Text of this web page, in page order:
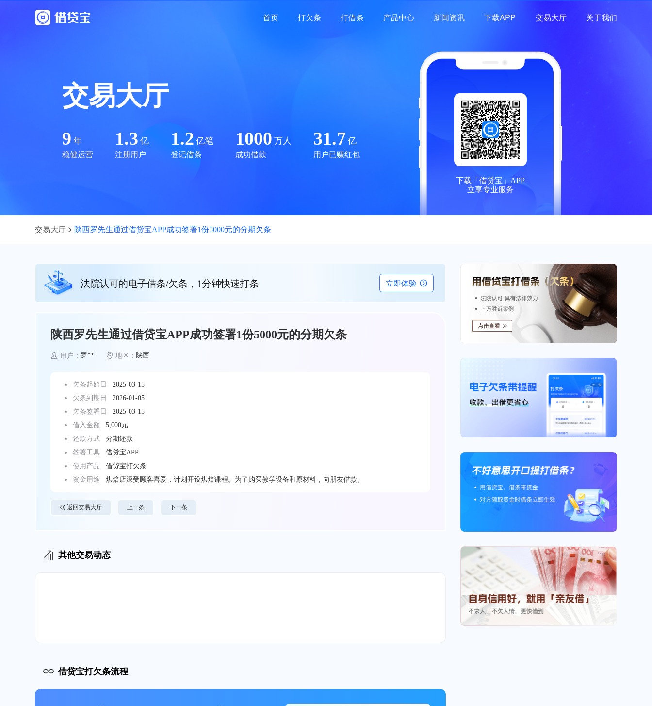
首页 打欠条 打借条 产品中心 新闻资讯 下载APP 交易大厅 关于我们
交易大厅
9 年
稳健运营
1.3 亿
注册用户
1.2 亿笔
登记借条
1000 万人
成功借款
31.7 亿
用户已赚红包
下载「借贷宝」APP
立享专业服务
交易大厅 陕西罗先生通过借贷宝APP成功签署1份5000元的分期欠条
法院认可的电子借条/欠条，1分钟快速打条 立即体验
陕西罗先生通过借贷宝APP成功签署1份5000元的分期欠条
用户： 罗** 地区： 陕西
欠条起始日
2025-03-15
欠条到期日
2026-01-05
欠条签署日
2025-03-15
借入金额
5,000元
还款方式
分期还款
签署工具
借贷宝APP
使用产品
借贷宝打欠条
资金用途
烘焙店深受顾客喜爱，计划开设烘焙课程。为了购买教学设备和原材料，向朋友借款。
返回交易大厅 上一条 下一条
其他交易动态
借贷宝打欠条流程